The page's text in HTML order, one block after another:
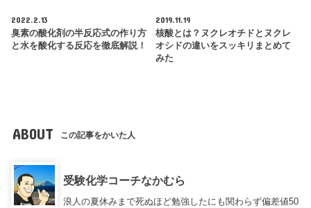
2022.2.13
臭素の酸化剤の半反応式の作り方
と水を酸化する反応を徹底解説！
2019.11.19
核酸とは？ヌクレオチドとヌクレ
オシドの違いをスッキリまとめて
みた
ABOUT この記事をかいた人
受験化学コーチなかむら
浪人の夏休みまで死ぬほど勉強したにも関わらず偏差値50